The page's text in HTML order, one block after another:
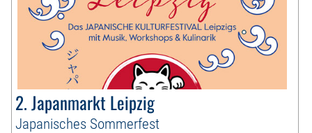
2. Japanmarkt Leipzig
Japanisches Sommerfest